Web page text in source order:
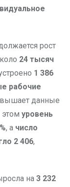
рост
24 тысяч
1 386
рабочие
данные
этом уровень
, а число
2 406,
на 3 232